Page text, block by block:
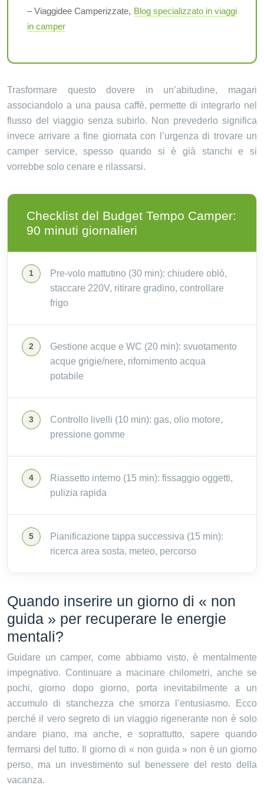
– Viaggidee Camperizzate, Blog specializzato in viaggi
in camper
Trasformare questo dovere in un’abitudine, magari
associandolo a una pausa caffè, permette di integrarlo nel
flusso del viaggio senza subirlo. Non prevederlo significa
invece arrivare a fine giornata con l’urgenza di trovare un
camper service, spesso quando si è già stanchi e si
vorrebbe solo cenare e rilassarsi.
Checklist del Budget Tempo Camper:
90 minuti giornalieri
Pre-volo mattutino (30 min): chiudere oblò,
staccare 220V, ritirare gradino, controllare
frigo
Gestione acque e WC (20 min): svuotamento
acque grigie/nere, rifornimento acqua
potabile
Controllo livelli (10 min): gas, olio motore,
pressione gomme
Riassetto interno (15 min): fissaggio oggetti,
pulizia rapida
Pianificazione tappa successiva (15 min):
ricerca area sosta, meteo, percorso
Quando inserire un giorno di « non
guida » per recuperare le energie
mentali?
Guidare un camper, come abbiamo visto, è mentalmente
impegnativo. Continuare a macinare chilometri, anche se
pochi, giorno dopo giorno, porta inevitabilmente a un
accumulo di stanchezza che smorza l’entusiasmo. Ecco
perché il vero segreto di un viaggio rigenerante non è solo
andare piano, ma anche, e soprattutto, sapere quando
fermarsi del tutto. Il giorno di « non guida » non è un giorno
perso, ma un investimento sul benessere del resto della
vacanza.